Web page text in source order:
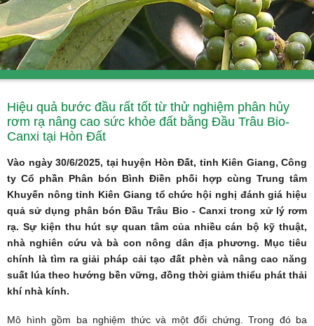
Hiệu quả bước đầu rất tốt từ thử nghiệm phân hủy
rơm rạ nâng cao sức khỏe đất bằng Đầu Trâu Bio-
Canxi tại Hòn Đất
Vào ngày 30/6/2025, tại huyện Hòn Đất, tỉnh Kiên Giang, Công
ty Cổ phần Phân bón Bình Điền phối hợp cùng Trung tâm
Khuyến nông tỉnh Kiên Giang tổ chức hội nghị đánh giá hiệu
quả sử dụng phân bón Đầu Trâu Bio - Canxi trong xử lý rơm
rạ. Sự kiện thu hút sự quan tâm của nhiều cán bộ kỹ thuật,
nhà nghiên cứu và bà con nông dân địa phương. Mục tiêu
chính là tìm ra giải pháp cải tạo đất phèn và nâng cao năng
suất lúa theo hướng bền vững, đồng thời giảm thiểu phát thải
khí nhà kính.
Mô hình gồm ba nghiệm thức và một đối chứng. Trong đó ba